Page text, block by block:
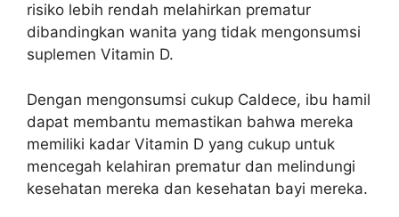
risiko lebih rendah melahirkan prematur
dibandingkan wanita yang tidak mengonsumsi
suplemen Vitamin D.
Dengan mengonsumsi cukup Caldece, ibu hamil
dapat membantu memastikan bahwa mereka
memiliki kadar Vitamin D yang cukup untuk
mencegah kelahiran prematur dan melindungi
kesehatan mereka dan kesehatan bayi mereka.